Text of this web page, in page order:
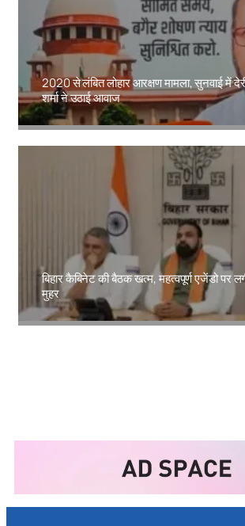
2020 से लंबित लोहार आरक्षण मामला, सुनवाई में
शर्मा ने उठाई आवाज
Amit Lekh
बिहार कैबिनेट की बैठक खत्म, महत्वपूर्ण एजेंडो पर
मुहर
Amit Lekh